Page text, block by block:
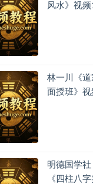
风水》视
林一川《道
面授班》
明德国学
《四柱八